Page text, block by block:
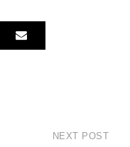
NEXT POST